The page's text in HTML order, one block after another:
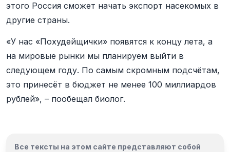
этого Россия сможет начать экспорт насекомых в
другие страны.
«У нас «Похудейщички» появятся к концу лета, а
на мировые рынки мы планируем выйти в
следующем году. По самым скромным подсчётам,
это принесёт в бюджет не менее 100 миллиардов
рублей», – пообещал биолог.
Все тексты на этом сайте представляют собой